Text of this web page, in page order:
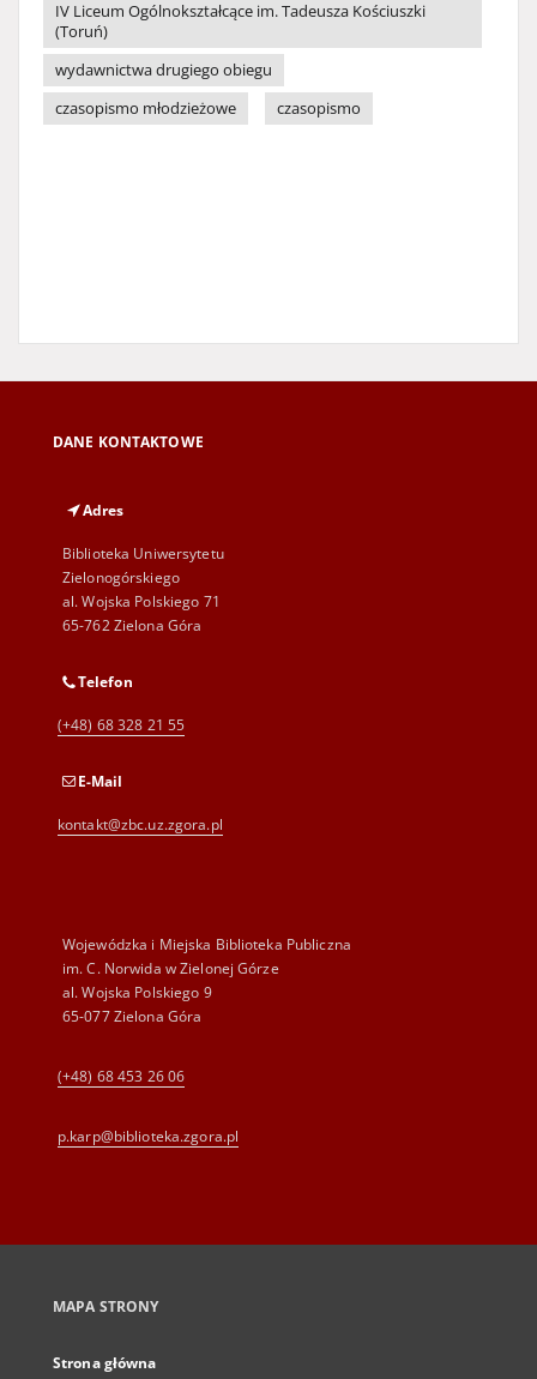
IV Liceum Ogólnokształcące im. Tadeusza Kościuszki
(Toruń)
wydawnictwa drugiego obiegu
czasopismo młodzieżowe
czasopismo
DANE KONTAKTOWE
Adres
Biblioteka Uniwersytetu
Zielonogórskiego
al. Wojska Polskiego 71
65-762 Zielona Góra
Telefon
(+48) 68 328 21 55
E-Mail
kontakt@zbc.uz.zgora.pl
Wojewódzka i Miejska Biblioteka Publiczna
im. C. Norwida w Zielonej Górze
al. Wojska Polskiego 9
65-077 Zielona Góra
(+48) 68 453 26 06
p.karp@biblioteka.zgora.pl
MAPA STRONY
Strona główna